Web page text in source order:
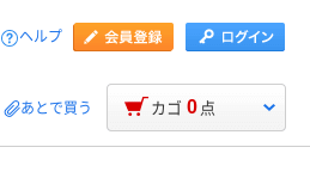
ヘルプ
あとで買う カゴ 0 点